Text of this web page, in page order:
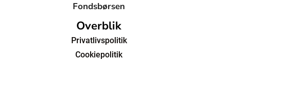
Fondsbørsen
Overblik
Privatlivspolitik
Cookiepolitik